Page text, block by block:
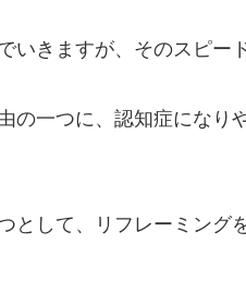
いきますが、そのスピー
の一つに、認知症になり
として、リフレーミング